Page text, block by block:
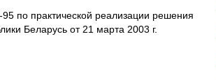
по практической реализации решения
Беларусь от 21 марта 2003 г.